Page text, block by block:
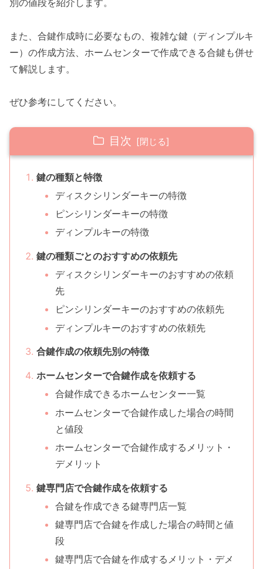
また、合鍵作成時に必要なもの、複雑な鍵（ディンプルキ
ー）の作成方法、ホームセンターで作成できる合鍵も併せ
て解説します。
ぜひ参考にしてください。
目次
鍵の種類と特徴
ディスクシリンダーキーの特徴
ピンシリンダーキーの特徴
ディンプルキーの特徴
鍵の種類ごとのおすすめの依頼先
ディスクシリンダーキーのおすすめの依頼
先
ピンシリンダーキーのおすすめの依頼先
ディンプルキーのおすすめの依頼先
合鍵作成の依頼先別の特徴
ホームセンターで合鍵作成を依頼する
合鍵作成できるホームセンター一覧
ホームセンターで合鍵作成した場合の時間
と値段
ホームセンターで合鍵作成するメリット・
デメリット
鍵専門店で合鍵作成を依頼する
合鍵を作成できる鍵専門店一覧
鍵専門店で合鍵を作成した場合の時間と値
段
鍵専門店で合鍵を作成するメリット・デメ